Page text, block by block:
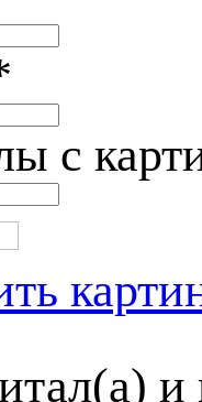
с